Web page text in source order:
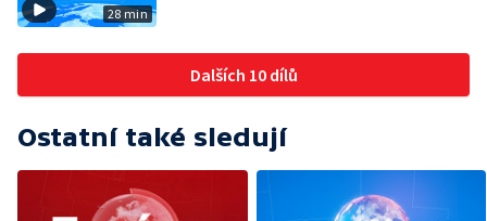
28 min
Dalších 10 dílů
Ostatní také sledují